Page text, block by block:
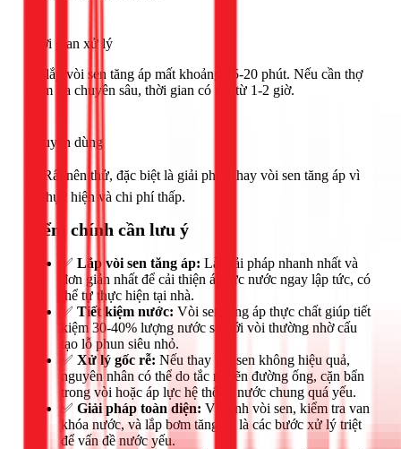
Thời gian xử lý
Tự lắp vòi sen tăng áp mất khoảng 15-20 phút. Nếu cần thợ
kiểm tra chuyên sâu, thời gian có thể từ 1-2 giờ.
Khuyên dùng
🟢 Rất nên thử, đặc biệt là giải pháp thay vòi sen tăng áp vì
dễ thực hiện và chi phí thấp.
Điểm chính cần lưu ý
✅ Lắp vòi sen tăng áp: Là giải pháp nhanh nhất và
đơn giản nhất để cải thiện áp lực nước ngay lập tức, có
thể tự thực hiện tại nhà.
✅ Tiết kiệm nước: Vòi sen tăng áp thực chất giúp tiết
kiệm 30-40% lượng nước so với vòi thường nhờ cấu
tạo lỗ phun siêu nhỏ.
✅ Xử lý gốc rễ: Nếu thay vòi sen không hiệu quả,
nguyên nhân có thể do tắc nghẽn đường ống, cặn bẩn
trong vòi hoặc áp lực hệ thống nước chung quá yếu.
✅ Giải pháp toàn diện: Vệ sinh vòi sen, kiểm tra van
khóa nước, và lắp bơm tăng áp là các bước xử lý triệt
để vấn đề nước yếu.